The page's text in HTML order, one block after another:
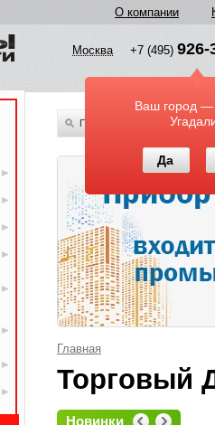
О компании
Москва +7 (495) 926-
Ваш город —
Да
По всему каталогу
Главная
Торговый
Новинки